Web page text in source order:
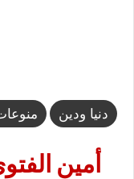
دنيا ودين
أمين